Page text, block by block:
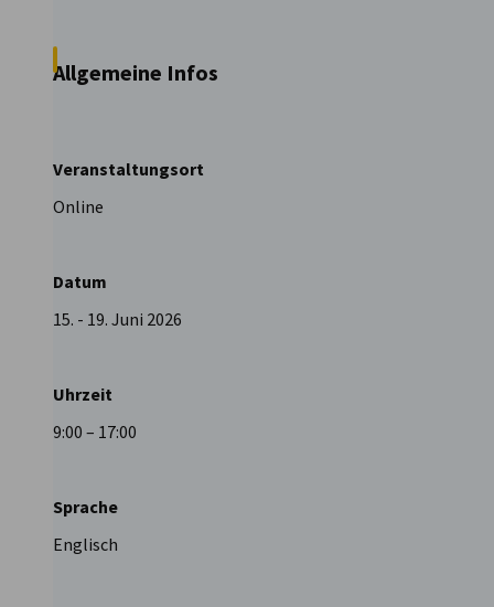
Allgemeine Infos
Veranstaltungsort
Online
Datum
15. - 19. Juni 2026
Uhrzeit
9:00 – 17:00
Sprache
Englisch